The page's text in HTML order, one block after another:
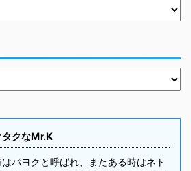
タクなMr.K
パヨクと呼ばれ、またある時はネト